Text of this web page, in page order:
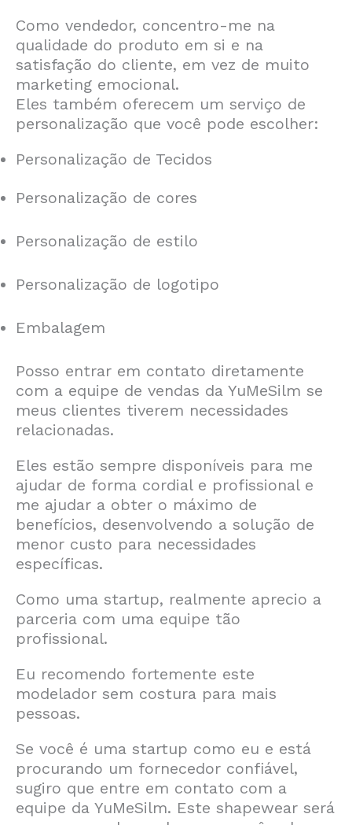
Como vendedor, concentro-me na
qualidade do produto em si e na
satisfação do cliente, em vez de muito
marketing emocional.
Eles também oferecem um serviço de
personalização que você pode escolher:
Personalização de Tecidos
Personalização de cores
Personalização de estilo
Personalização de logotipo
Embalagem
Posso entrar em contato diretamente
com a equipe de vendas da YuMeSilm se
meus clientes tiverem necessidades
relacionadas.
Eles estão sempre disponíveis para me
ajudar de forma cordial e profissional e
me ajudar a obter o máximo de
benefícios, desenvolvendo a solução de
menor custo para necessidades
específicas.
Como uma startup, realmente aprecio a
parceria com uma equipe tão
profissional.
Eu recomendo fortemente este
modelador sem costura para mais
pessoas.
Se você é uma startup como eu e está
procurando um fornecedor confiável,
sugiro que entre em contato com a
equipe da YuMeSilm. Este shapewear será